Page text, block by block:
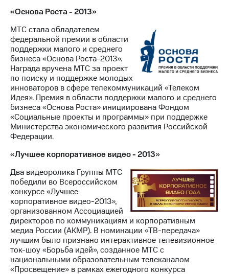
«Основа Роста - 2013»
МТС стала обладателем
федеральной премии в области
поддержки малого и среднего
бизнеса «Основа Роста-2013».
Награда вручена МТС за проект
по поиску и поддержке молодых
инноваторов в сфере телекоммуникаций «Телеком
Идея». Премия в области поддержки малого и среднего
бизнеса «Основа Роста» инициирована Фондом
«Социальные проекты и программы» при поддержке
Министерства экономического развития Российской
Федерации.
«Лучшее корпоративное видео - 2013»
Два видеоролика Группы МТС
победили во Всероссийском
конкурсе «Лучшее
корпоративное видео-2013»,
организованном Ассоциацией
директоров по коммуникациям и корпоративным
медиа России (АКМР). В номинации «ТВ-передача»
лучшим было признано интерактивное телевизионное
ток-шоу «Борьба идей», созданное МТС с
национальными образовательным телеканалом
«Просвещение» в рамках ежегодного конкурса